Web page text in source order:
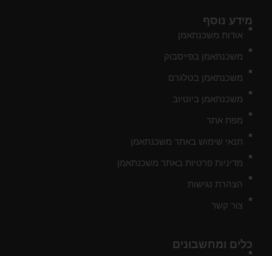
מידע נוסף
אודות משכנתאמן
משכנתאמן בפייסבוק
משכנתאמן בטלגרם
משכנתאמן ביוטיוב
מפת אתר
תנאי שימוש באתר משכנתאמן
מדיניות פרטיות באתר משכנתאמן
הצהרת נגישות
צור קשר
כלים ומחשבונים